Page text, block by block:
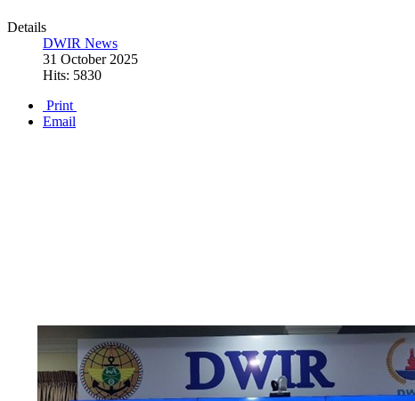
Details
DWIR News
31 October 2025
Hits: 5830
Print
Email